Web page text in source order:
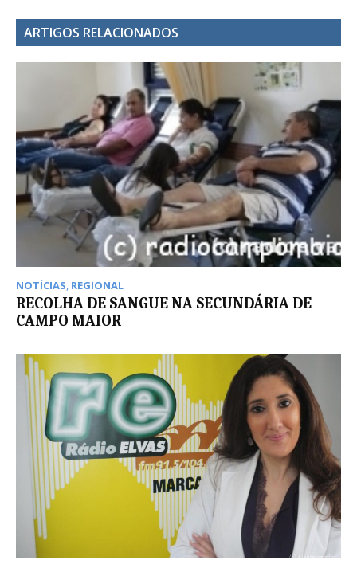
ARTIGOS RELACIONADOS
NOTÍCIAS, REGIONAL
RECOLHA DE SANGUE NA SECUNDÁRIA DE
CAMPO MAIOR